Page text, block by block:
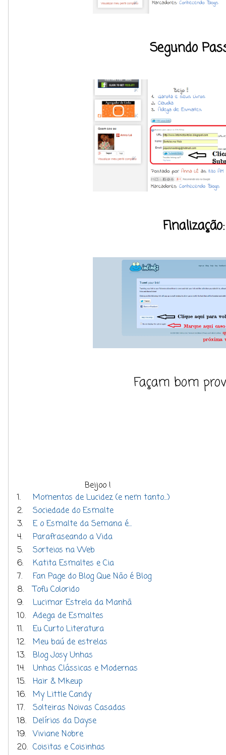
Segundo
Finalização:
Façam bom
Beijoo !
1.
Momentos de Lucidez (e nem tanto...)
2.
Sociedade do Esmalte
3.
E o Esmalte da Semana é...
4.
Parafraseando a Vida
5.
Sorteios na Web
6.
Katita Esmaltes e Cia
7.
Fan Page do Blog Que Não é Blog
8.
Tofu Colorido
9.
Lucimar Estrela da Manhã
10. Adega de Esmaltes
11.
Eu Curto Literatura
12.
Meu baú de estrelas
13.
Blog Josy Unhas
14.
Unhas Clássicas e Modernas
15.
Hair & Mkeup
16. My Little Candy
17.
Solteiras Noivas Casadas
18. Delírios da Dayse
19. Viviane Nobre
20. Coisitas e Coisinhas